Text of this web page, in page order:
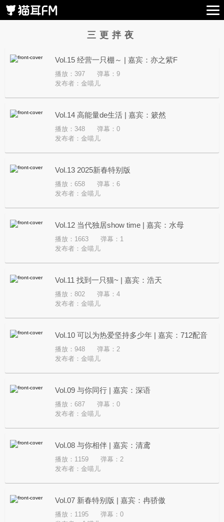
三更拌夜
Vol.15 经营一只棚～ | 嘉宾：亦之紫F
播放：397
弹幕：9
发布者： 金喵儿
Vol.14 高能量de生活 | 嘉宾：簌然
播放：348
弹幕：0
发布者： 金喵儿
Vol.13 2025新春特别版
播放：658
弹幕：6
发布者： 金喵儿
Vol.12 当代独居show time | 嘉宾：水母
播放：1663
弹幕：1
发布者： 金喵儿
Vol.11 找到一只猫~ | 嘉宾：浩天
播放：802
弹幕：4
发布者： 金喵儿
Vol.10 可以为热爱坚持多少年 | 嘉宾：712配音
组
播放：948
弹幕：2
发布者： 金喵儿
Vol.09 与你同行 | 嘉宾：深语
播放：687
弹幕：0
发布者： 金喵儿
Vol.08 与你相伴 | 嘉宾：清鸢
播放：1159
弹幕：2
发布者： 金喵儿
Vol.07 新春特别版 | 嘉宾：冉骄傲
播放：1195
弹幕：0